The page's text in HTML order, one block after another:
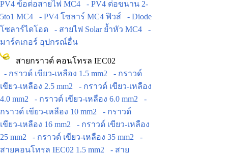
PV4 ข้อต่อสายไฟ MC4
- PV4 ต่อขนาน 2-
5to1 MC4
- PV4 โซลาร์ MC4 ฟิวส์
- Diode
โซลาร์ไดโอด
- สายไฟ Solar ย้ำหัว MC4
-
มาร์คเกอร์ อุปกรณ์อื่น
สายกราวด์ คอนโทรล IEC02
- กราวด์ เขียว-เหลือง 1.5 mm2
- กราวด์
เขียว-เหลือง 2.5 mm2
- กราวด์ เขียว-เหลือง
4.0 mm2
- กราวด์ เขียว-เหลือง 6.0 mm2
-
กราวด์ เขียว-เหลือง 10 mm2
- กราวด์
เขียว-เหลือง 16 mm2
- กราวด์ เขียว-เหลือง
25 mm2
- กราวด์ เขียว-เหลือง 35 mm2
-
สายคอนโทรล IEC02 1.5 mm2
- สาย